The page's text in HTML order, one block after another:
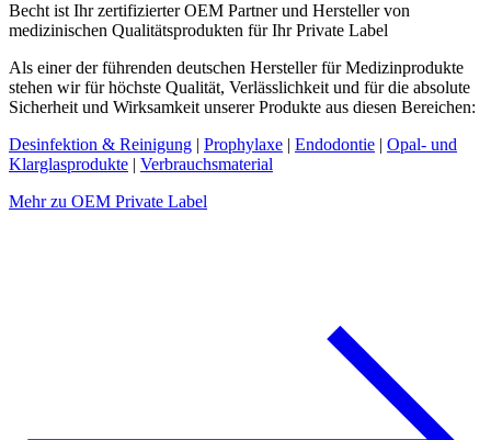
Becht ist Ihr zertifizierter OEM Partner und Hersteller von
medizinischen Qualitätsprodukten für Ihr Private Label
Als einer der führenden deutschen Hersteller für Medizinprodukte
stehen wir für höchste Qualität, Verlässlichkeit und für die absolute
Sicherheit und Wirksamkeit unserer Produkte aus diesen Bereichen:
Desinfektion & Reinigung | Prophylaxe | Endodontie | Opal- und
Klarglasprodukte | Verbrauchsmaterial
Mehr zu OEM Private Label